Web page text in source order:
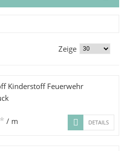
Zeige
Kinderstoff Feuerwehr
* / m DETAILS